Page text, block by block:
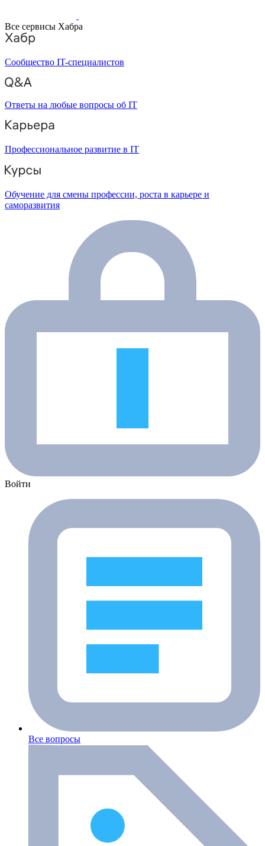
Все сервисы Хабра
Сообщество IT-специалистов
Ответы на любые вопросы об IT
Профессиональное развитие в IT
Обучение для смены профессии, роста в карьере и
саморазвития
Войти
Все вопросы